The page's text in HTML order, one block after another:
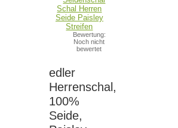
Bewertung:
Noch nicht
bewertet
edler
Herrenschal,
100%
Seide,